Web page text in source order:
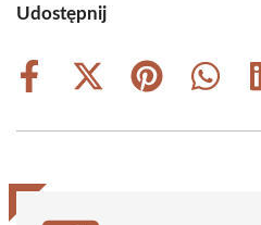
Udostępnij
Share
Share
(Twitter)
Share
Share